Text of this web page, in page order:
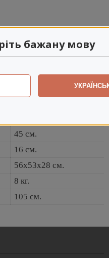
45 см.
16 см.
56x53x28 см.
8 кг.
105 см.
бажану мову